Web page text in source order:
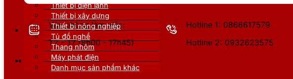
Văn phòng làm việc:
T2 - T7 (8h00 - 17h45)
Hotline 1: 0866617579
Hotline 2: 0932623575
Thiết bị điện lạnh
Thiết bị xây dựng
Thiết bị nông nghiệp
Tủ đồ nghề
Thang nhôm
Máy phát điện
Danh mục sản phẩm khác